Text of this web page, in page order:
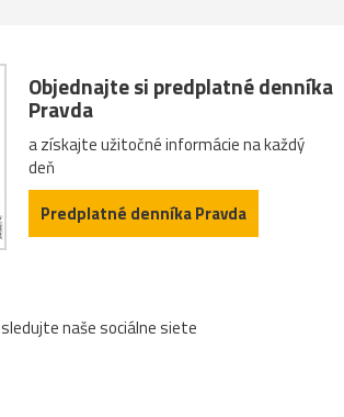
Objednajte si predplatné denníka
Pravda
a získajte užitočné informácie na každý
deň
Predplatné denníka Pravda
sledujte naše sociálne siete